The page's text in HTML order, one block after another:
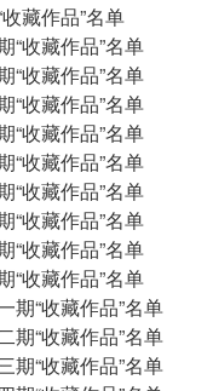
藏作品”名单
“收藏作品”名单
“收藏作品”名单
“收藏作品”名单
“收藏作品”名单
“收藏作品”名单
“收藏作品”名单
“收藏作品”名单
“收藏作品”名单
“收藏作品”名单
期“收藏作品”名单
期“收藏作品”名单
期“收藏作品”名单